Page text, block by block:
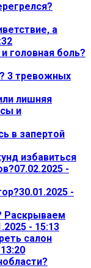
а
головная боль?
3 тревожных
лишняя
и
в запертой
избавиться
07.02.2025 -
30.01.2025 -
Раскрываем
- 15:13
салон